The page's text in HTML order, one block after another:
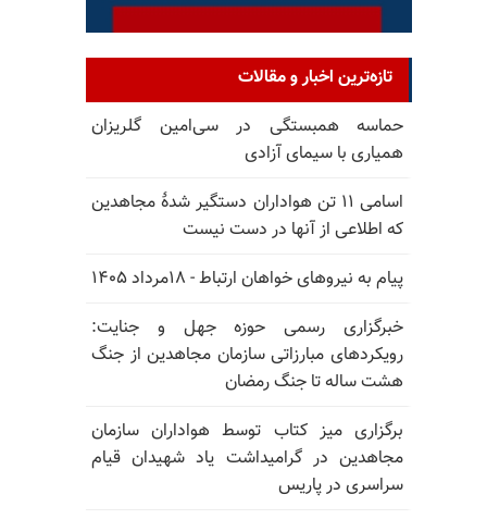
تازه‌ترین اخبار و مقالات
حماسه همبستگی در سی‌امین گلریزان
همیاری با سیمای آزادی
اسامی ۱۱ تن هواداران دستگیر شدهٔ مجاهدین
که اطلاعی از آنها در دست نیست
پیام به نیروهای خواهان ارتباط - ۱۸مرداد ۱۴۰۵
خبرگزاری رسمی حوزه جهل و جنایت:
رویکردهای مبارزاتی سازمان مجاهدین از جنگ
هشت ساله تا جنگ رمضان
برگزاری میز کتاب توسط هواداران سازمان
مجاهدین در گرامیداشت یاد شهیدان قیام
سراسری در پاریس